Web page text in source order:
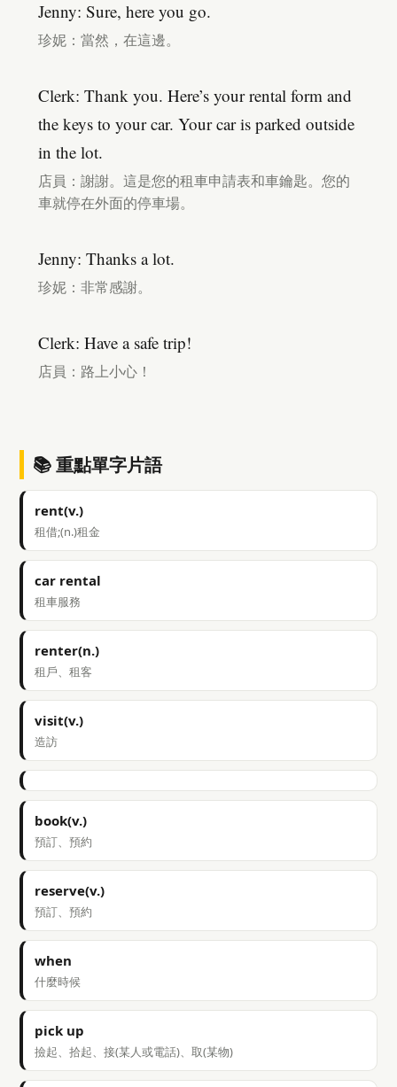
Jenny: Sure, here you go.
珍妮：當然，在這邊。
Clerk: Thank you. Here’s your rental form and
the keys to your car. Your car is parked outside
in the lot.
店員：謝謝。這是您的租車申請表和車鑰匙。您的
車就停在外面的停車場。
Jenny: Thanks a lot.
珍妮：非常感謝。
Clerk: Have a safe trip!
店員：路上小心！
📚 重點單字片語
rent(v.)
租借;(n.)租金
car rental
租車服務
renter(n.)
租戶、租客
visit(v.)
造訪
book(v.)
預訂、預約
reserve(v.)
預訂、預約
when
什麼時候
pick up
撿起、拾起、接(某人或電話)、取(某物)